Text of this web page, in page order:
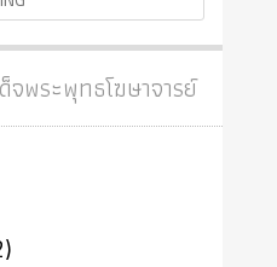
จพระพุทธโฆษาจารย์